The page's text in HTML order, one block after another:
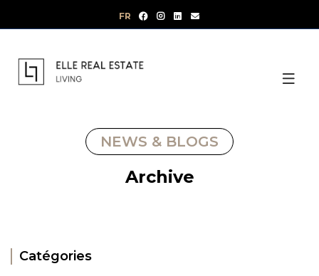
au
FR
NEWS & BLOGS
Archive
Catégories